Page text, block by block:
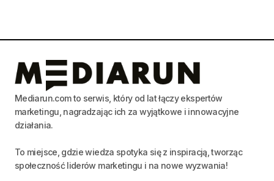
Mediarun.com to serwis, który od lat łączy ekspertów
marketingu, nagradzając ich za wyjątkowe i innowacyjne
działania.
To miejsce, gdzie wiedza spotyka się z inspiracją, tworząc
społeczność liderów marketingu i na nowe wyzwania!